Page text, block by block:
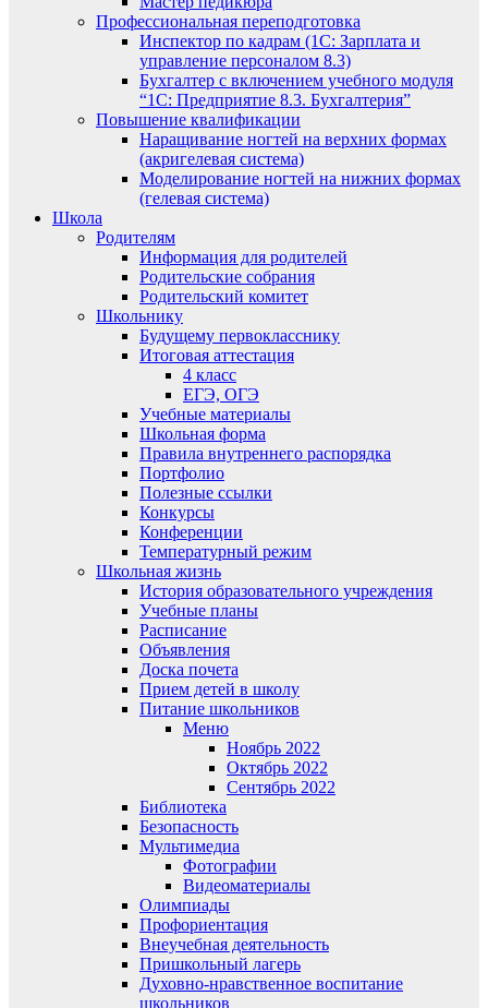
Профессиональная переподготовка
Инспектор по кадрам (1С: Зарплата и
управление персоналом 8.3)
Бухгалтер с включением учебного модуля
“1С: Предприятие 8.3. Бухгалтерия”
Повышение квалификации
Наращивание ногтей на верхних формах
(акригелевая система)
Моделирование ногтей на нижних формах
(гелевая система)
Школа
Родителям
Информация для родителей
Родительские собрания
Родительский комитет
Школьнику
Будущему первокласснику
Итоговая аттестация
4 класс
ЕГЭ, ОГЭ
Учебные материалы
Школьная форма
Правила внутреннего распорядка
Портфолио
Полезные ссылки
Конкурсы
Конференции
Температурный режим
Школьная жизнь
История образовательного учреждения
Учебные планы
Расписание
Объявления
Доска почета
Прием детей в школу
Питание школьников
Меню
Ноябрь 2022
Октябрь 2022
Сентябрь 2022
Библиотека
Безопасность
Мультимедиа
Фотографии
Видеоматериалы
Олимпиады
Профориентация
Внеучебная деятельность
Пришкольный лагерь
Духовно-нравственное воспитание
школьников